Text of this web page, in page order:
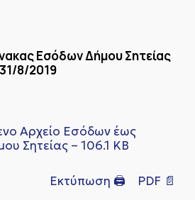
Εσόδων Δήμου Σητείας
8/2019
Αρχείο Eσόδων έως
Σητείας – 106.1 KB
Εκτύπωση 🖨 PDF 📄